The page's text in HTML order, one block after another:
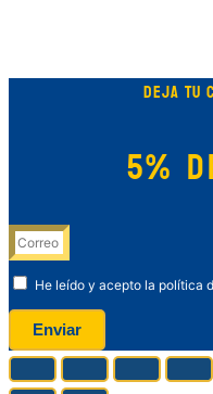
DEJA TU
5%
He leído y acepto la política
Enviar